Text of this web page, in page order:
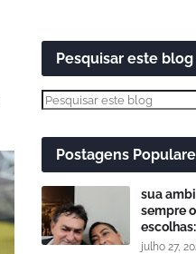
Pesquisar este blog
Postagens
sua
sempre
julho 27,